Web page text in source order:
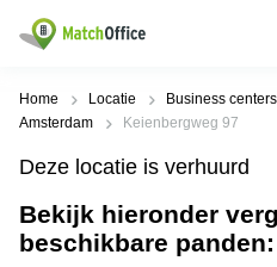
Huren / Verhuren
Productpagina's
Kantoorruimten
Business
Populaire
Steden
Alkmaar
Populaire
zoekopdrachten
Kantoorruimte
in Breda
Help
Over ons
Home Locatie Business centers
Amsterdam
Keienbergweg 97
Deze locatie is verhuurd
Bekijk hieronder
beschikbare panden: